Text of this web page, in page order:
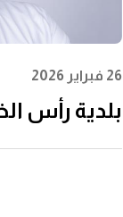
26 فبراير 2026
بلدية رأس
الشراكة
الرقمي في